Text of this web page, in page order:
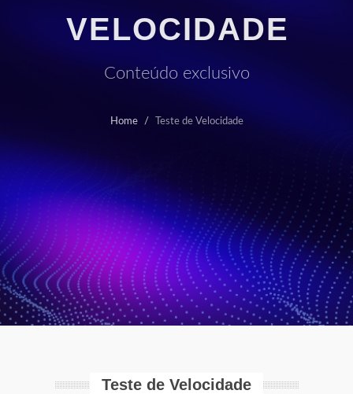
VELOCIDADE
Conteúdo exclusivo
Home Teste de Velocidade
Teste de Velocidade